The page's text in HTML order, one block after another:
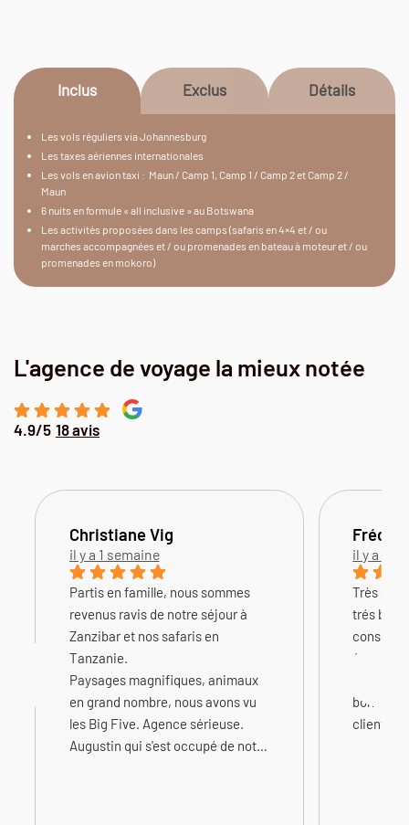
Inclus Exclus Détails
Les vols réguliers via Johannesburg
Les taxes aériennes internationales
Les vols en avion taxi : Maun / Camp 1, Camp 1 / Camp 2 et Camp 2 /
Maun
6 nuits en formule « all inclusive » au Botswana
Les activités proposées dans les camps (safaris en 4×4 et / ou
marches accompagnées et / ou promenades en bateau à moteur et / ou
promenades en mokoro)
L'agence de voyage la mieux notée
4.9/5 18 avis
Christiane Vig
il y a 1 semaine
Partis en famille, nous sommes
revenus ravis de notre séjour à
Zanzibar et nos safaris en
Tanzanie.
Paysages magnifiques, animaux
en grand nombre, nous avons vu
les Big Five. Agence sérieuse.
Augustin qui s'est occupé de notre
il y a 3
Très
trés bien
Augustin
bonne
clients